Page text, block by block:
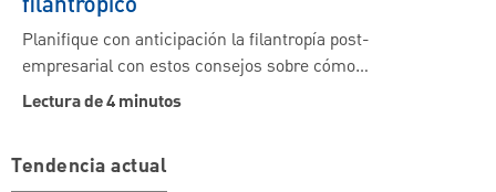
Planifique con anticipación la filantropía post-
empresarial con estos consejos sobre cómo…
Lectura de 4 minutos
Tendencia actual